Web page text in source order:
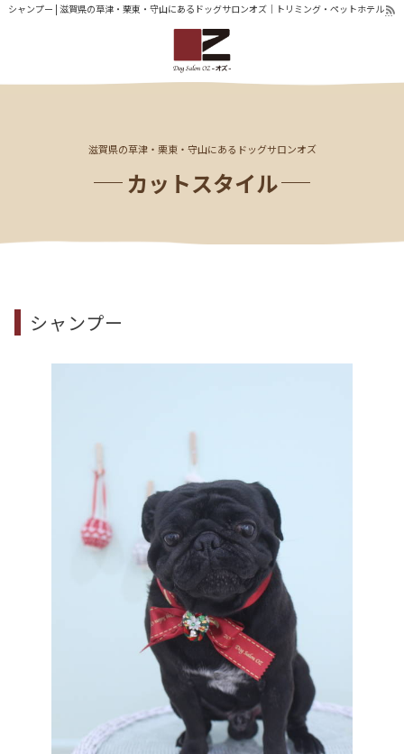
シャンプー | 滋賀県の草津・栗東・守山にあるドッグサロンオズ｜トリミング・ペットホテル
滋賀県の草津・栗東・守山にあるドッグサロンオズ
カットスタイル
シャンプー